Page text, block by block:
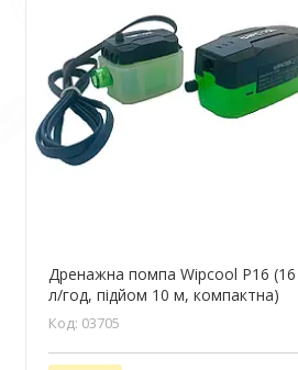
Дренажна помпа Wipcool P16 (16
л/год, підйом 10 м, компактна)
03705